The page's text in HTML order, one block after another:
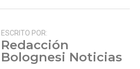
ESCRITO POR:
Redacción
Bolognesi Noticias